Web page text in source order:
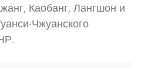
Каобанг, Лангшон и
Чжуанского